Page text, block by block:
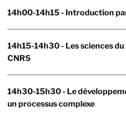
14h00-14h15 - Introduction
14h15-14h30 - Les sciences du
CNRS
14h30-15h30 - Le
un processus complexe